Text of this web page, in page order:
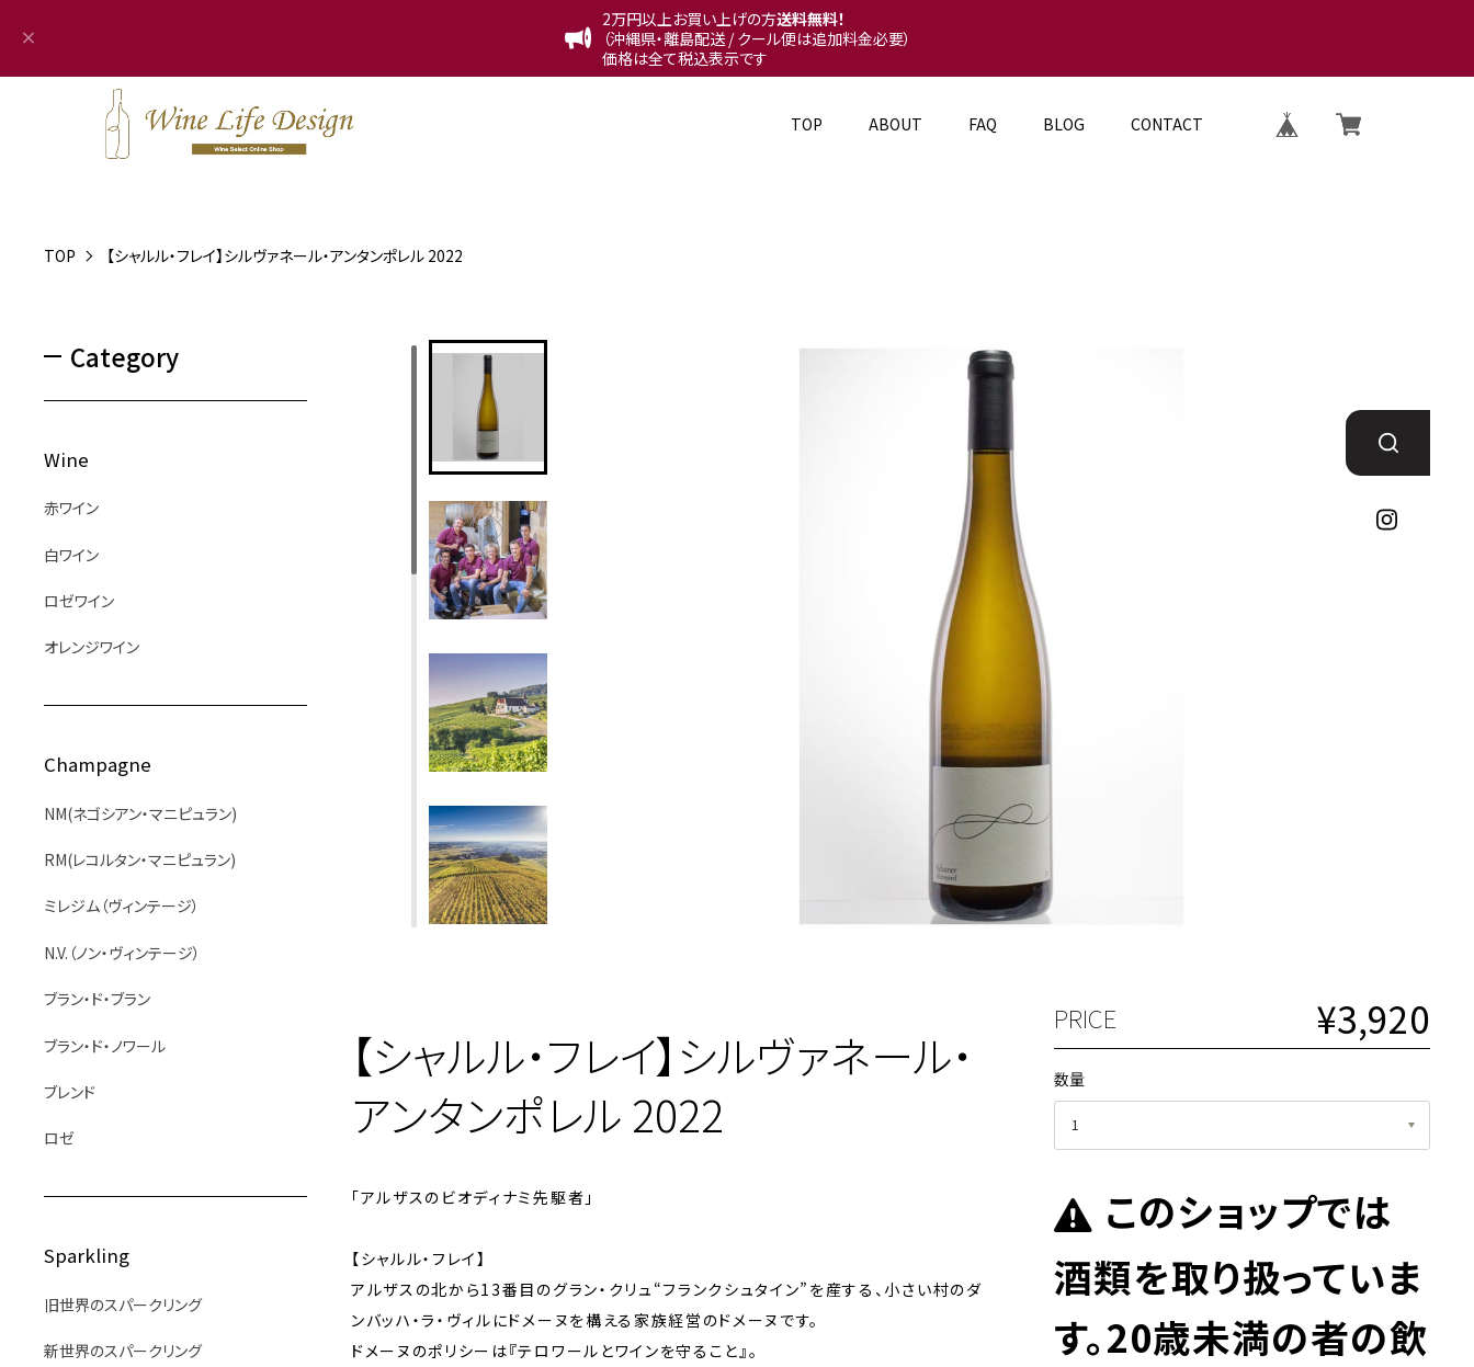
2万円以上お買い上げの方送料無料！
（沖縄県・離島配送 / クール便は追加料金必要）
価格は全て税込表示です
TOP ABOUT FAQ BLOG CONTACT
Category
Wine
赤ワイン
白ワイン
ロゼワイン
オレンジワイン
Champagne
NM(ネゴシアン・マニピュラン)
RM(レコルタン・マニピュラン)
ミレジム（ヴィンテージ）
N.V.（ノン・ヴィンテージ）
ブラン・ド・ブラン
ブラン・ド・ノワール
ブレンド
ロゼ
Sparkling
旧世界のスパークリング
新世界のスパークリング
TOP 【シャルル・フレイ】シルヴァネール・アンタンポレル 2022
【シャルル・フレイ】シルヴァネール・
アンタンポレル 2022
「アルザスのビオディナミ先駆者」
【シャルル・フレイ】
アルザスの北から13番目のグラン・クリュ“フランクシュタイン”を産する、小さい村のダ
ンバッハ・ラ・ヴィルにドメーヌを構える家族経営のドメーヌです。
ドメーヌのポリシーは『テロワールとワインを守ること』。
PRICE ¥3,920
数量
このショップでは
酒類を取り扱っていま
す。20歳未満の者の飲